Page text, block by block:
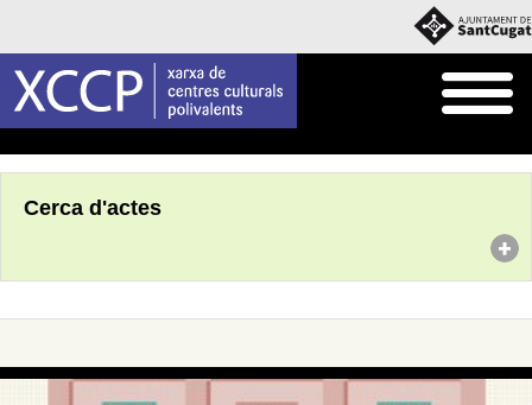
Cerca d'actes